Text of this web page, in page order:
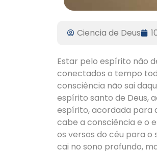
Ciencia de Deus
Estar pelo espírito não
conectados o tempo
consciência não sai
espírito santo de Deus,
espírito, acordada para
cabe a consciência e o
os versos do céu para o
cai no sono profundo,